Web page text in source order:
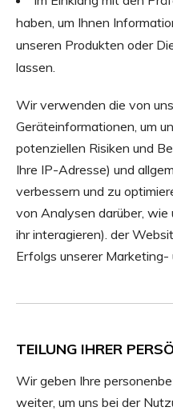
haben, um Ihnen
unseren Produkten oder
lassen.
Wir verwenden die von
Geräteinformationen, um
potenziellen Risiken und
Ihre IP-Adresse) und
verbessern und zu
von Analysen darüber, wie
ihr interagieren). der
Erfolgs unserer
TEILUNG IHRER
Wir geben Ihre
weiter, um uns bei der